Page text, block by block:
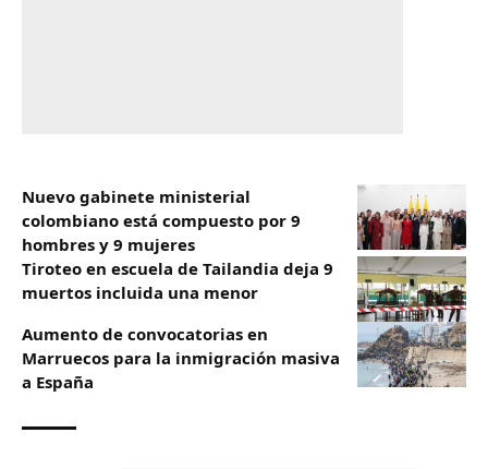
Nuevo gabinete ministerial
colombiano está compuesto por 9
hombres y 9 mujeres
Tiroteo en escuela de Tailandia deja 9
muertos incluida una menor
Aumento de convocatorias en
Marruecos para la inmigración masiva
a España